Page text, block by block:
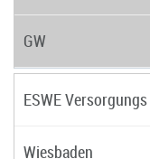
GW
ESWE Versorgungs
Wiesbaden